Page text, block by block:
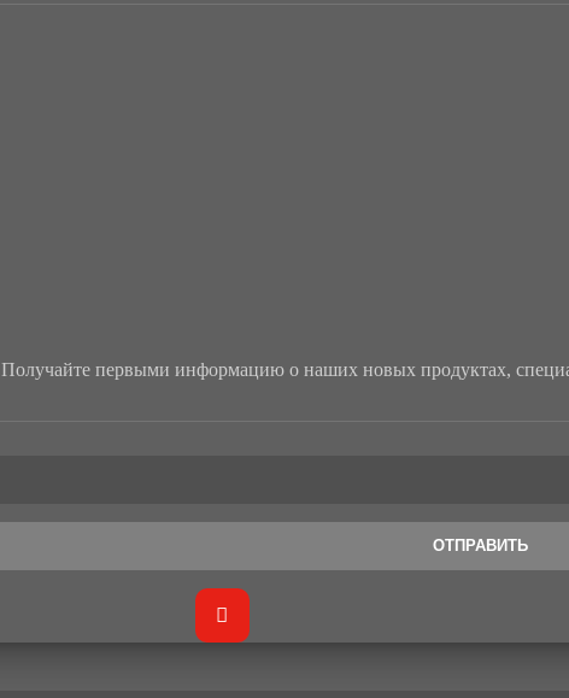
Получайте первыми информацию о наших новых продуктах,
ОТПРАВИТЬ